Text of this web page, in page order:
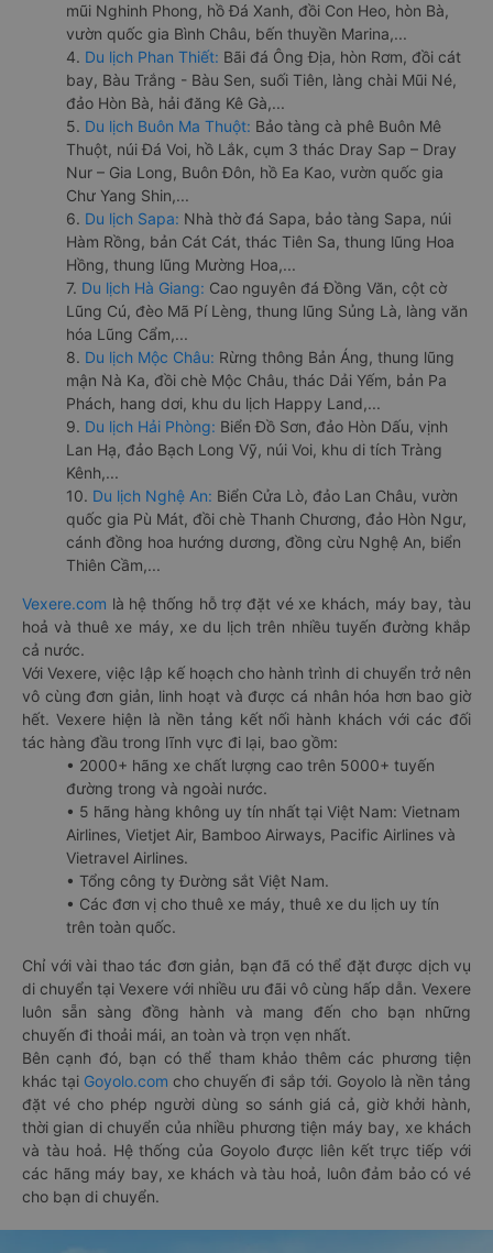
mũi Nghinh Phong, hồ Đá Xanh, đồi Con Heo, hòn Bà,
vườn quốc gia Bình Châu, bến thuyền Marina,...
4. Du lịch Phan Thiết: Bãi đá Ông Địa, hòn Rơm, đồi cát
bay, Bàu Trắng - Bàu Sen, suối Tiên, làng chài Mũi Né,
đảo Hòn Bà, hải đăng Kê Gà,...
5. Du lịch Buôn Ma Thuột: Bảo tàng cà phê Buôn Mê
Thuột, núi Đá Voi, hồ Lắk, cụm 3 thác Dray Sap – Dray
Nur – Gia Long, Buôn Đôn, hồ Ea Kao, vườn quốc gia
Chư Yang Shin,...
6. Du lịch Sapa: Nhà thờ đá Sapa, bảo tàng Sapa, núi
Hàm Rồng, bản Cát Cát, thác Tiên Sa, thung lũng Hoa
Hồng, thung lũng Mường Hoa,...
7. Du lịch Hà Giang: Cao nguyên đá Đồng Văn, cột cờ
Lũng Cú, đèo Mã Pí Lèng, thung lũng Sủng Là, làng văn
hóa Lũng Cẩm,...
8. Du lịch Mộc Châu: Rừng thông Bản Áng, thung lũng
mận Nà Ka, đồi chè Mộc Châu, thác Dải Yếm, bản Pa
Phách, hang dơi, khu du lịch Happy Land,...
9. Du lịch Hải Phòng: Biển Đồ Sơn, đảo Hòn Dấu, vịnh
Lan Hạ, đảo Bạch Long Vỹ, núi Voi, khu di tích Tràng
Kênh,...
10. Du lịch Nghệ An: Biển Cửa Lò, đảo Lan Châu, vườn
quốc gia Pù Mát, đồi chè Thanh Chương, đảo Hòn Ngư,
cánh đồng hoa hướng dương, đồng cừu Nghệ An, biển
Thiên Cầm,...
Vexere.com là hệ thống hỗ trợ đặt vé xe khách, máy bay, tàu
hoả và thuê xe máy, xe du lịch trên nhiều tuyến đường khắp
cả nước.
Với Vexere, việc lập kế hoạch cho hành trình di chuyển trở nên
vô cùng đơn giản, linh hoạt và được cá nhân hóa hơn bao giờ
hết. Vexere hiện là nền tảng kết nối hành khách với các đối
tác hàng đầu trong lĩnh vực đi lại, bao gồm:
• 2000+ hãng xe chất lượng cao trên 5000+ tuyến
đường trong và ngoài nước.
• 5 hãng hàng không uy tín nhất tại Việt Nam: Vietnam
Airlines, Vietjet Air, Bamboo Airways, Pacific Airlines và
Vietravel Airlines.
• Tổng công ty Đường sắt Việt Nam.
• Các đơn vị cho thuê xe máy, thuê xe du lịch uy tín
trên toàn quốc.
Chỉ với vài thao tác đơn giản, bạn đã có thể đặt được dịch vụ
di chuyển tại Vexere với nhiều ưu đãi vô cùng hấp dẫn. Vexere
luôn sẵn sàng đồng hành và mang đến cho bạn những
chuyến đi thoải mái, an toàn và trọn vẹn nhất.
Bên cạnh đó, bạn có thể tham khảo thêm các phương tiện
khác tại Goyolo.com cho chuyến đi sắp tới. Goyolo là nền tảng
đặt vé cho phép người dùng so sánh giá cả, giờ khởi hành,
thời gian di chuyển của nhiều phương tiện máy bay, xe khách
và tàu hoả. Hệ thống của Goyolo được liên kết trực tiếp với
các hãng máy bay, xe khách và tàu hoả, luôn đảm bảo có vé
cho bạn di chuyển.